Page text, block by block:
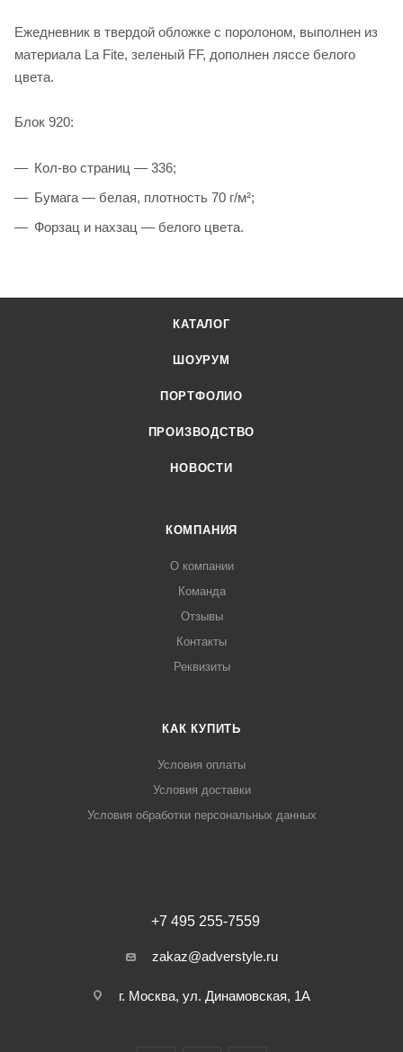
Ежедневник в твердой обложке c поролоном, выполнен из
материала La Fite, зеленый FF, дополнен ляссе белого
цвета.
Блок 920:
Кол-во страниц — 336;
Бумага — белая, плотность 70 г/м²;
Форзац и нахзац — белого цвета.
КАТАЛОГ
ШОУРУМ
ПОРТФОЛИО
ПРОИЗВОДСТВО
НОВОСТИ
КОМПАНИЯ
О компании
Команда
Отзывы
Контакты
Реквизиты
КАК КУПИТЬ
Условия оплаты
Условия доставки
Условия обработки персональных данных
+7 495 255-7559
zakaz@adverstyle.ru
г. Москва, ул. Динамовская, 1А